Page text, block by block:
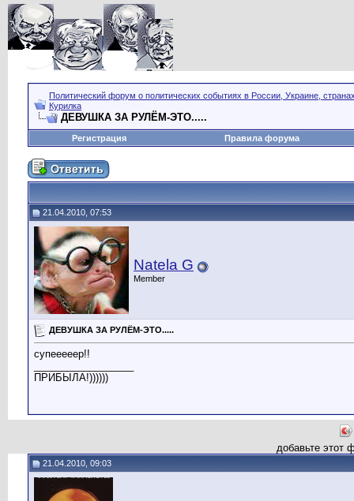
Политический форум о политических событиях в России, Украине,
Курилка
ДЕВУШКА ЗА РУЛЁМ-ЭТО.....
Регистрация Правила форума
21.04.2010, 07:53
Natela G
Member
ДЕВУШКА ЗА РУЛЁМ-ЭТО.....
супееееер!!
ПРИБЫЛА!))))))
добавьте этот
21.04.2010, 09:03